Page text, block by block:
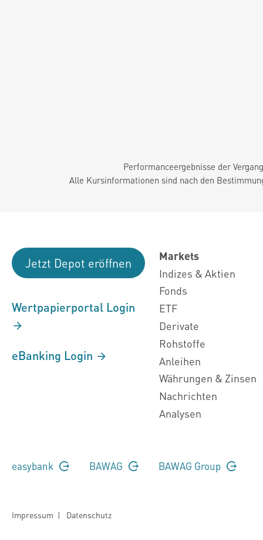
Performanceergebnisse der
Alle Kursinformationen sind nach den
Jetzt Depot eröffnen
Wertpapierportal Login
eBanking Login
Markets
Indizes & Aktien
Fonds
ETF
Derivate
Rohstoffe
Anleihen
Währungen & Zinsen
Nachrichten
Analysen
easybank BAWAG BAWAG Group
Impressum | Datenschutz